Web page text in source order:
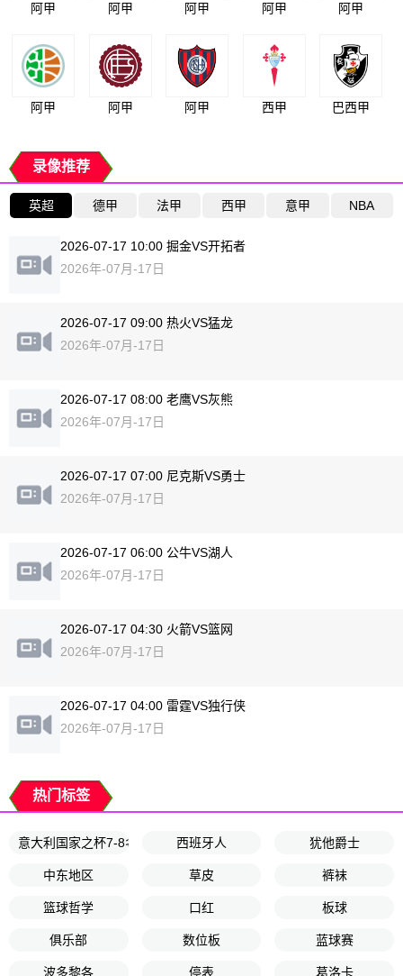
阿甲 阿甲 阿甲 阿甲 阿甲
阿甲 阿甲 阿甲 西甲 巴西甲
录像推荐
英超 德甲 法甲 西甲 意甲 NBA
2026-07-17 10:00 掘金VS开拓者
2026年-07月-17日
2026-07-17 09:00 热火VS猛龙
2026年-07月-17日
2026-07-17 08:00 老鹰VS灰熊
2026年-07月-17日
2026-07-17 07:00 尼克斯VS勇士
2026年-07月-17日
2026-07-17 06:00 公牛VS湖人
2026年-07月-17日
2026-07-17 04:30 火箭VS篮网
2026年-07月-17日
2026-07-17 04:00 雷霆VS独行侠
2026年-07月-17日
热门标签
意大利国家之杯7-8名决赛 西班牙人 犹他爵士
中东地区 草皮 裤袜
篮球哲学 口红 板球
俱乐部 数位板 蓝球赛
波多黎各 停表 葛洛卡